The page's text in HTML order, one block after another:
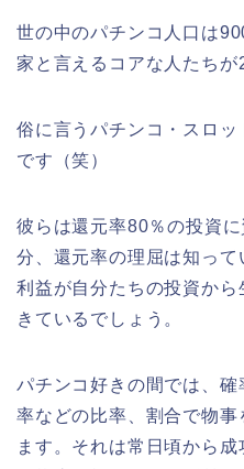
世の中のパチンコ人口は
家と言えるコアな人たちが
俗に言うパチンコ・スロ
です（笑）
彼らは還元率80％の投資
分、還元率の理屈は知っ
利益が自分たちの投資か
きているでしょう。
パチンコ好きの間では、
率などの比率、割合で物事
ます。それは常日頃から